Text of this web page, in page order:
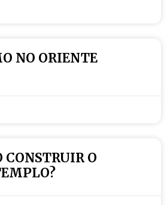
NO ORIENTE
CONSTRUIR O